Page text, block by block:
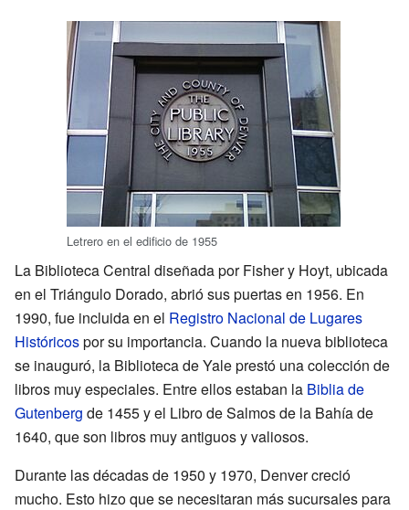
Letrero en el edificio de 1955
La Biblioteca Central diseñada por Fisher y Hoyt, ubicada
en el Triángulo Dorado, abrió sus puertas en 1956. En
1990, fue incluida en el Registro Nacional de Lugares
Históricospor su importancia. Cuando la nueva biblioteca
se inauguró, la Biblioteca de Yale prestó una colección de
libros muy especiales. Entre ellos estaban la Biblia de
Gutenberg de 1455 y el Libro de Salmos de la Bahía de
1640, que son libros muy antiguos y valiosos.
Durante las décadas de 1950 y 1970, Denver creció
mucho. Esto hizo que se necesitaran más sucursales para